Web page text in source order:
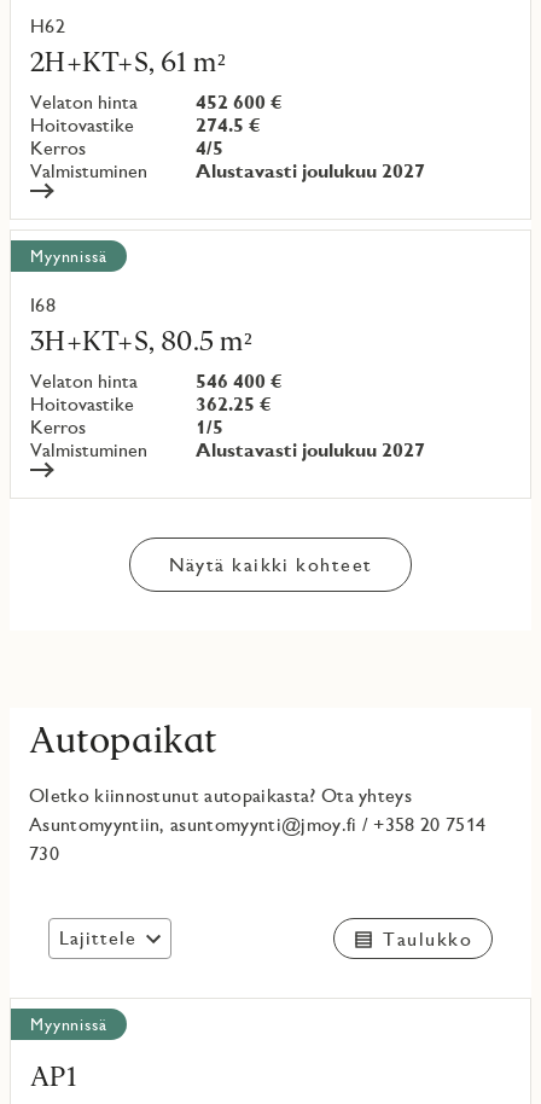
H62
2H+KT+S, 61 m²
Velaton hinta
452 600 €
Hoitovastike
274.5 €
Kerros
4/5
Valmistuminen
Alustavasti joulukuu 2027
Lue
lisää
kohteesta
Myynnissä
I68
3H+KT+S, 80.5 m²
Velaton hinta
546 400 €
Hoitovastike
362.25 €
Kerros
1/5
Valmistuminen
Alustavasti joulukuu 2027
Lue
lisää
kohteesta
Näytä kaikki kohteet
Autopaikat
Oletko kiinnostunut autopaikasta? Ota yhteys
Asuntomyyntiin, asuntomyynti@jmoy.fi / +358 20 7514
730
Lajittele Taulukko
Näytä
kaikki
kohteet
Myynnissä
AP1